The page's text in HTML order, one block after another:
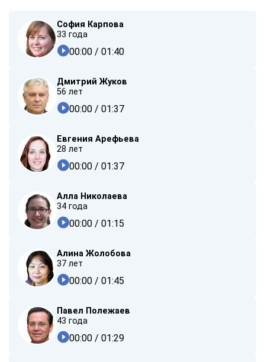
София Карпова
33 года
00:00 / 01:40
Дмитрий Жуков
56 лет
00:00 / 01:37
Евгения Арефьева
28 лет
00:00 / 01:37
Алла Николаева
34 года
00:00 / 01:15
Алина Жолобова
37 лет
00:00 / 01:45
Павел Полежаев
43 года
00:00 / 01:29